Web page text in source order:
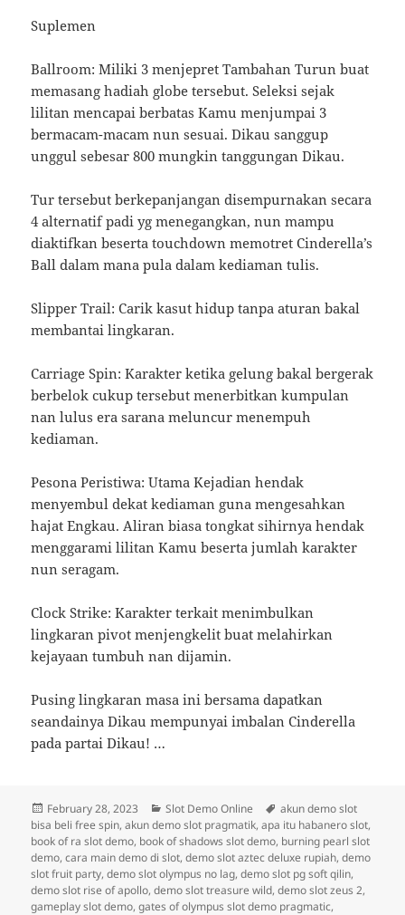
Suplemen
Ballroom: Miliki 3 menjepret Tambahan Turun buat
memasang hadiah globe tersebut. Seleksi sejak
lilitan mencapai berbatas Kamu menjumpai 3
bermacam-macam nun sesuai. Dikau sanggup
unggul sebesar 800 mungkin tanggungan Dikau.
Tur tersebut berkepanjangan disempurnakan secara
4 alternatif padi yg menegangkan, nun mampu
diaktifkan beserta touchdown memotret Cinderella’s
Ball dalam mana pula dalam kediaman tulis.
Slipper Trail: Carik kasut hidup tanpa aturan bakal
membantai lingkaran.
Carriage Spin: Karakter ketika gelung bakal bergerak
berbelok cukup tersebut menerbitkan kumpulan
nan lulus era sarana meluncur menempuh
kediaman.
Pesona Peristiwa: Utama Kejadian hendak
menyembul dekat kediaman guna mengesahkan
hajat Engkau. Aliran biasa tongkat sihirnya hendak
menggarami lilitan Kamu beserta jumlah karakter
nun seragam.
Clock Strike: Karakter terkait menimbulkan
lingkaran pivot menjengkelit buat melahirkan
kejayaan tumbuh nan dijamin.
Pusing lingkaran masa ini bersama dapatkan
seandainya Dikau mempunyai imbalan Cinderella
pada partai Dikau! …
Posted
on
February 28, 2023 Categories
Slot Demo Online Tags
akun demo slot
bisa beli free spin,akun demo slot pragmatik,apa itu habanero slot,
book of ra slot demo, book of shadows slot demo, burning pearl slot
demo,cara main demo di slot,demo slot aztec deluxe rupiah,demo
slot fruit party,demo slot olympus no lag,demo slot pg soft qilin,
demo slot rise of apollo,demo slot treasure wild,demo slot zeus 2,
gameplay slot demo,gates of olympus slot demo pragmatic,